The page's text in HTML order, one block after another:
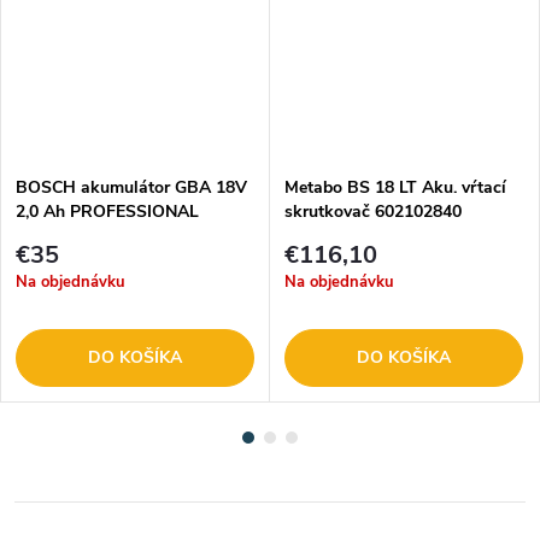
BOSCH akumulátor GBA 18V
2,0 Ah PROFESSIONAL
€35
Na objednávku
DO KOŠÍKA
Metabo BS 18 LT Aku. vŕtací
skrutkovač 602102840
€116,10
Na objednávku
DO KOŠÍKA